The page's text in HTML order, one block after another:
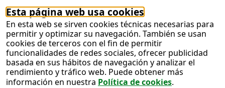
Esta página web usa cookies
En esta web se sirven cookies técnicas necesarias para
permitir y optimizar su navegación. También se usan
cookies de terceros con el fin de permitir
funcionalidades de redes sociales, ofrecer publicidad
basada en sus hábitos de navegación y analizar el
rendimiento y tráfico web. Puede obtener más
información en nuestra Política de cookies.